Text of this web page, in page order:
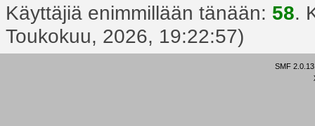
Käyttäjiä enimmillään tänään: 58.
Toukokuu, 2026, 19:22:57)
SMF 2.0.13